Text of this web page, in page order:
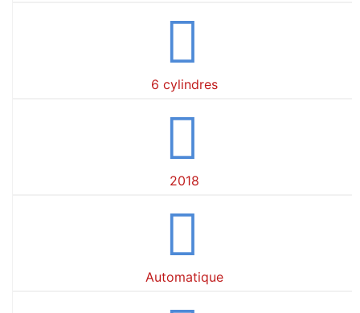
6 cylindres
2018
Automatique